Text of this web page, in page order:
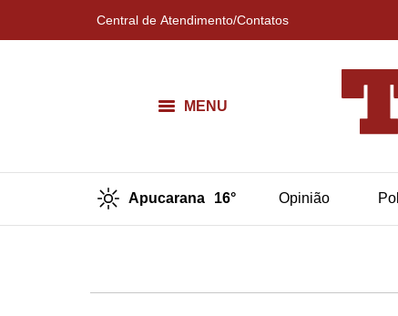
Central de Atendimento/Contatos
MENU
Apucarana 16° Opinião